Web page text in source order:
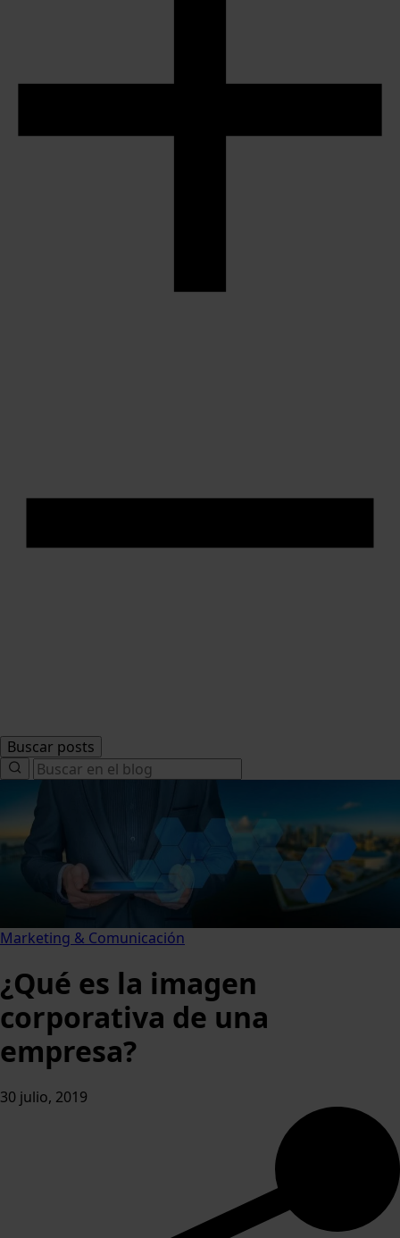
Buscar posts
Search
for:
Marketing & Comunicación
¿Qué es la imagen
corporativa de una
empresa?
30 julio, 2019